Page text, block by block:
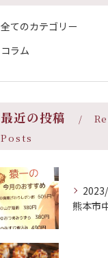
全てのカテゴリー
コラム
最近の投稿
Posts